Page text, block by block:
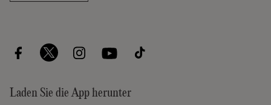
Laden Sie die App herunter